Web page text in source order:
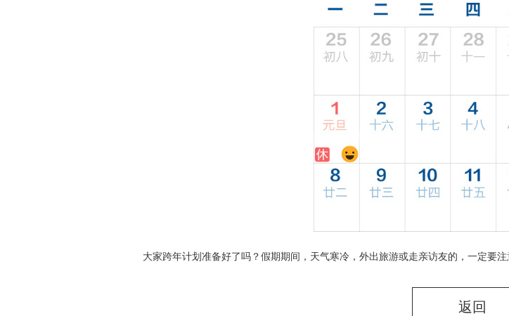
大家跨年计划准备好了吗？假期期间，天气寒冷，外出旅游或走亲访友的，一定要
返回